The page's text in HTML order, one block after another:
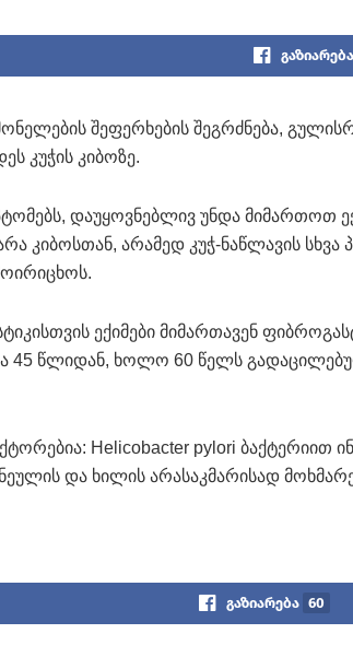
გაზიარება
შეფერხების შეგრძნება,
კუჭის კიბოზე.
დაუყოვნებლივ უნდა მიმართოთ
კიბოსთან, არამედ კუჭ-ნაწლავის
ექიმები მიმართავენ
45 წლიდან, ხოლო 60 წელს
Helicobacter pylori ბაქტერიით
და ხილის არასაკმარისად
გაზიარება 60